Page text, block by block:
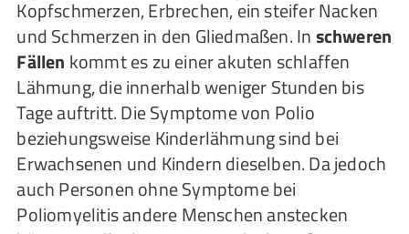
Kopfschmerzen, Erbrechen, ein steifer Nacken
und Schmerzen in den Gliedmaßen. Inschweren
Fällen kommt es zu einer akuten schlaffen
Lähmung, die innerhalb weniger Stunden bis
Tage auftritt. Die Symptome von Polio
beziehungsweise Kinderlähmung sind bei
Erwachsenen und Kindern dieselben. Da jedoch
auch Personen ohne Symptome bei
Poliomyelitis andere Menschen anstecken